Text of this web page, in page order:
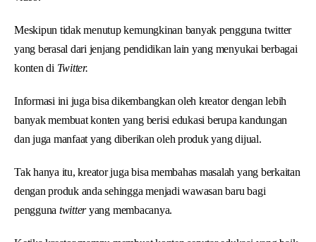
Meskipun tidak menutup kemungkinan banyak pengguna twitter
yang berasal dari jenjang pendidikan lain yang menyukai berbagai
konten di Twitter.
Informasi ini juga bisa dikembangkan oleh kreator dengan lebih
banyak membuat konten yang berisi edukasi berupa kandungan
dan juga manfaat yang diberikan oleh produk yang dijual.
Tak hanya itu, kreator juga bisa membahas masalah yang berkaitan
dengan produk anda sehingga menjadi wawasan baru bagi
pengguna twitteryang membacanya.